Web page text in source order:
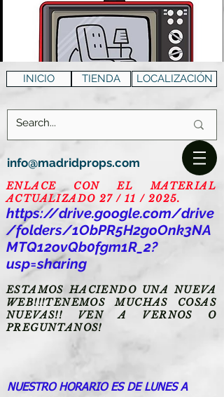
INICIO TIENDA LOCALIZACIÓN
info@madridprops.com
ENLACE CON EL MATERIAL
ACTUALIZADO 27 / 11 / 2025.
https://drive.google.com/drive
/folders/1ObPR5H2goOnk3NA
MTQ12ovQb0fgm1R_2?
usp=sharing
ESTAMOS HACIENDO UNA NUEVA
WEB!!!TENEMOS MUCHAS COSAS
NUEVAS!! VEN A VERNOS O
PREGUNTANOS!
NUESTRO HORARIO ES DE LUNES A